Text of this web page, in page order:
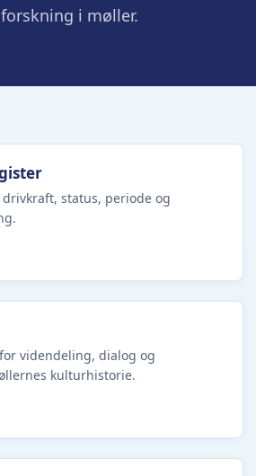
i møller.
status, periode og
videndeling, dialog og
kulturhistorie.